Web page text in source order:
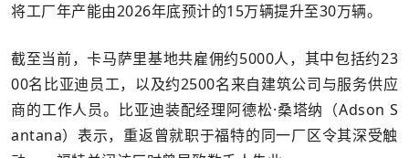
将工厂年产能由2026年底预计的15万辆提升至30万辆。
截至当前，卡马萨里基地共雇佣约5000人，其中包括约23
00名比亚迪员工，以及约2500名来自建筑公司与服务供应
商的工作人员。比亚迪装配经理阿德松·桑塔纳（Adson S
antana）表示，重返曾就职于福特的同一厂区令其深受触